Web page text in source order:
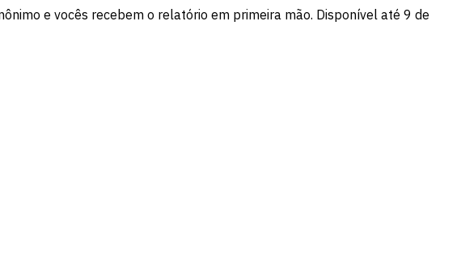
e vocês recebem o relatório em primeira mão. Disponível até 9 de